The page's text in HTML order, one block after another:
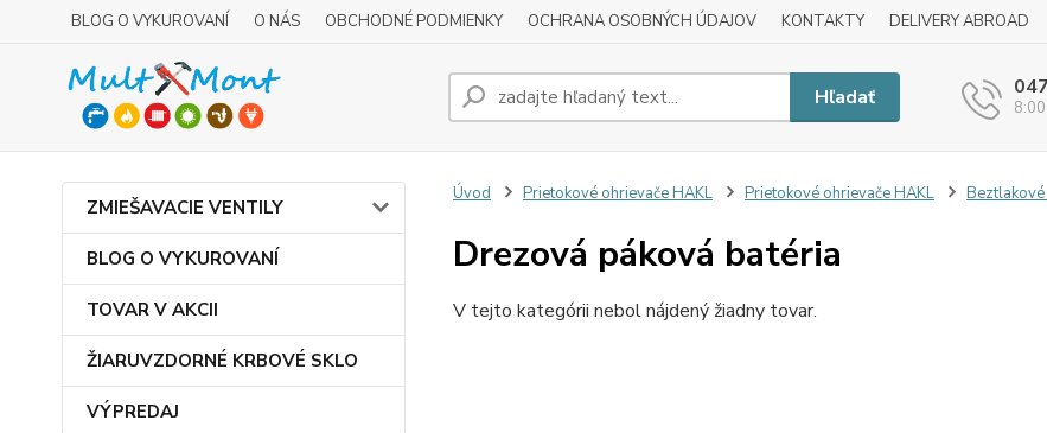
BLOG O VYKUROVANÍ O NÁS OBCHODNÉ PODMIENKY OCHRANA OSOBNÝCH ÚDAJOV KONTAKTY DELIVERY ABROAD
Hľadať
ZMIEŠAVACIE VENTILY
BLOG O VYKUROVANÍ
TOVAR V AKCII
ŽIARUVZDORNÉ KRBOVÉ SKLO
VÝPREDAJ
Úvod Prietokové ohrievače HAKL Prietokové ohrievače HAKL
Drezová páková batéria
V tejto kategórii nebol nájdený žiadny tovar.